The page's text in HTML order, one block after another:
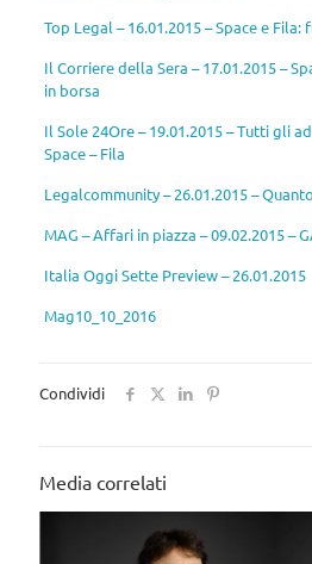
Top Legal – 16.01.2015 – Space e
Il Corriere della Sera – 17.01.2015 –
in borsa
Il Sole 24Ore – 19.01.2015 – Tutti gli
Space – Fila
Legalcommunity – 26.01.2015 –
MAG – Affari in piazza – 09.02.2015 –
Italia Oggi Sette Preview – 26.01.2015
Mag10_10_2016
Condividi
Media correlati